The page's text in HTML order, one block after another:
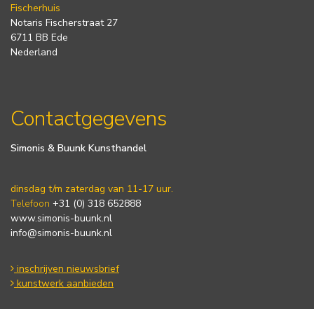
Fischerhuis
Notaris Fischerstraat 27
6711 BB Ede
Nederland
Contactgegevens
Simonis & Buunk Kunsthandel
dinsdag t/m zaterdag van 11-17 uur.
Telefoon +31 (0) 318 652888
www.simonis-buunk.nl
info@simonis-buunk.nl
inschrijven nieuwsbrief
kunstwerk aanbieden